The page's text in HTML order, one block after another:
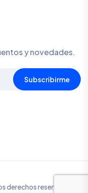
y novedades.
Subscribirme
derechos reservados